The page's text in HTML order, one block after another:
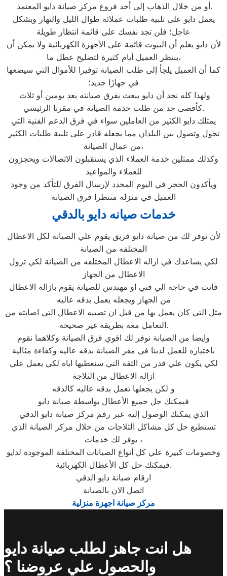
أو من خلال الذهاب إلى أحد فروع مركز صيانة دايو المعتمد.
يعمل دايو على تلبية طلبات عملائه طوال الليل والنهار وبشكل
عاجل؛ فلن تجد نفسك على قائمة انتظار طويلة
لأن دايو يعلم أن البيوت قائمة على الأجهزة الكهربائية ولا يمكن أن
ينتظر العميل أيام كثيرة لتصليح عطل ما،
كما أن العميل يلجأ إلى طلب الصيانة توفيرا للأموال التي سيضعها
في جهازًا جديد؛
كأقصى حد من طلب خدمة الصيانة في مقرنا الرئيسي.
يمتلك دايو الكثير من العاملين سواء في فرق الدعم الفنية التي
تجول وتصول بين البلدان مما يجعله قادر على تلبية طلبات الكثير
من عمال الصيانة،
وكذلك ممثلين خدمة العملاء الذي يستقبلون الاتصالات ويحجزون
للعملاء والمواعيد
ويأكدون الحجز في اليوم المحدد لإرسال الفرق للتأكد من وجود
العميل في منزله منتظرا فرق الصيانة
خدمات صيانه دايو بالدقي
لأن نوفر لك من صيانة دايو فريق يقوم علي الصيانة لكل الاعطال
المختلفه من الصيانة
لكي يساعدك في ازاله الاعطال المختلفه من الصيانة لكي تزول
الاعطال من الجهاز
فانت في حاجه الي فني او مهندس للصيانة يقوم بازاله الاعطال
من الجهاز ويجعله يعمل بدقه عاليه
مثل التي كان يعمل بها من قبل ان تصيبه الاعطال التي اصابته من
التعامل معه بطريقه غير صحيحه.
وايضا من الصيانة نوفر لك اقوي فرق الصيانة وكلاهما نقوم
باختياره للعمل لدينا في مقر الصيانة بدقه عاليه وكفاءة مثالية
لكي يكون علي قدر من الثقه التي سنعطيها اياه لكي يعمل علي
ازاله الاعطال من الثلاجة
و لكن يجعلها تعمل بدقه عاليه كالدقه
فيمكنك حل جميع الأعطال بواسطة صيانة دايو
الذي يمكنك الوصول إليه عبر رقم مركز صيانة دايو الدقي
تستطيع حل كل مشاكل الثلاجات من خلال مركز الصيانة الذي
يوفر لك خدمات ،
وخصومات كبيرة علي كل أنواع الصيانات المختلفة الموجودة لدايو
فيمكنك حل كل الأعطال الكهربائية.
ارقام صيانة دايو الدقي
اتصل الان بالصيانة
مركز صيانة اجهزة منزلية
هل انت جاهز لطلب صيانة دايو
والحصول علي عروضنا ؟